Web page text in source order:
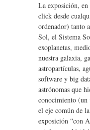
La exposición,
click desde
ordenador) tanto
Sol, el Sistema
exoplanetas,
nuestra galaxia,
astropartículas,
software y big
astrónomas que
conocimiento (un
el eje común de
exposición “con